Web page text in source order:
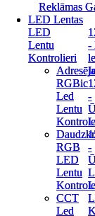
Reklāmas
LED Lentas
LED
Lentu
Kontrolieri
RGBic
Led
Lentu
RGB
LED
Lentu
CCT
Led
-
-
-
Reklāmas
LED Lentas
LED
Lentu
Kontrolieri
RGBic
Led
Lentu
RGB
LED
Lentu
CCT
Led
-
-
-